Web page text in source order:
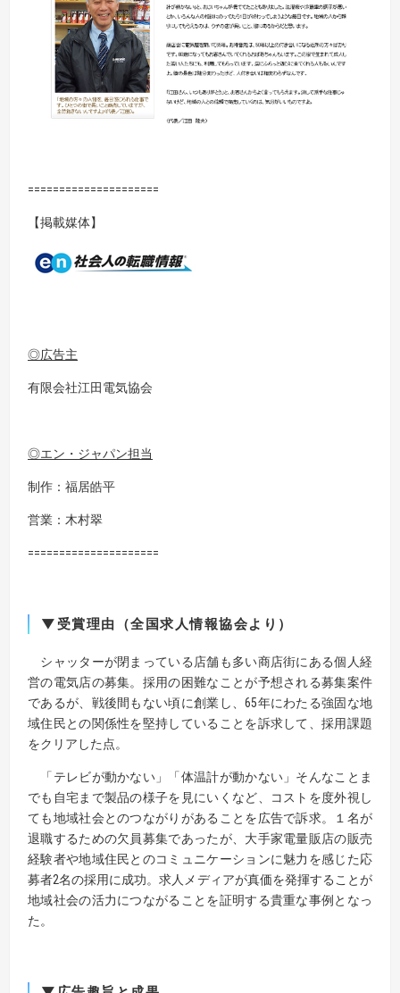
=====================
【掲載媒体】
◎広告主
有限会社江田電気協会
◎エン・ジャパン担当
制作：福居皓平
営業：木村翠
=====================
▼受賞理由（全国求人情報協会より）
シャッターが閉まっている店舗も多い商店街にある個人経
営の電気店の募集。採用の困難なことが予想される募集案件
であるが、戦後間もない頃に創業し、65年にわたる強固な地
域住民との関係性を堅持していることを訴求して、採用課題
をクリアした点。
「テレビが動かない」「体温計が動かない」そんなことま
でも自宅まで製品の様子を見にいくなど、コストを度外視し
ても地域社会とのつながりがあることを広告で訴求。１名が
退職するための欠員募集であったが、大手家電量販店の販売
経験者や地域住民とのコミュニケーションに魅力を感じた応
募者2名の採用に成功。求人メディアが真価を発揮することが
地域社会の活力につながることを証明する貴重な事例となっ
た。